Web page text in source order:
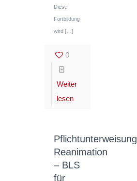
Diese
Fortbildung
wird […]
0
Weiter
lesen
Pflichtunterweisung
Reanimation
– BLS
für